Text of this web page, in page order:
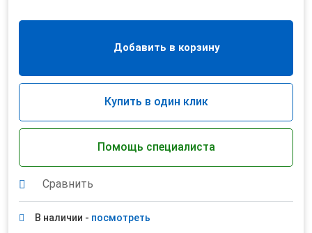
Добавить в корзину
Купить в один клик
Помощь специалиста
Сравнить
В наличии - посмотреть